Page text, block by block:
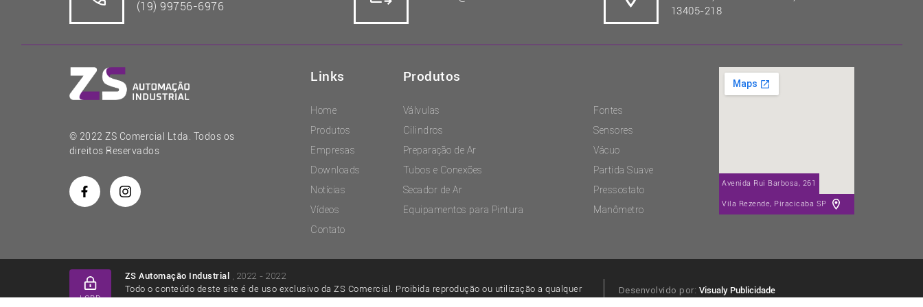
(19) 99756-6976
13405-218
© 2022 ZS Comercial Ltda. Todos os
direitos Reservados
Links
Home
Produtos
Empresas
Downloads
Notícias
Vídeos
Contato
Produtos
Válvulas
Cilindros
Preparação de Ar
Tubos e Conexões
Secador de Ar
Equipamentos para Pintura
Fontes
Sensores
Vácuo
Partida Suave
Pressostato
Manômetro
Avenida Rui Barbosa, 261
Vila Rezende, Piracicaba SP
LGPD
ZS Automação Industrial , 2022 - 2022
Todo o conteúdo deste site é de uso exclusivo da ZS Comercial. Proibida reprodução ou utilização a qualquer
Desenvolvido por: Visualy Publicidade